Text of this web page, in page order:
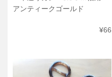
アンティークゴールド
¥66